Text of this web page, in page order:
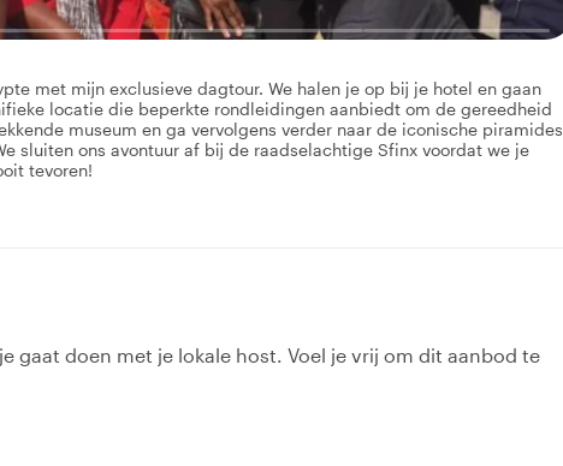
met mijn exclusieve dagtour. We halen je op bij je hotel en gaan
locatie die beperkte rondleidingen aanbiedt om de gereedheid
museum en ga vervolgens verder naar de iconische piramides
sluiten ons avontuur af bij de raadselachtige Sfinx voordat we je
tevoren!
gaat doen met je lokale host. Voel je vrij om dit aanbod te